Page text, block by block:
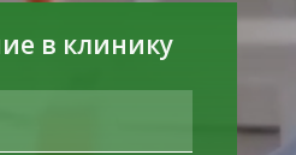
в клинику